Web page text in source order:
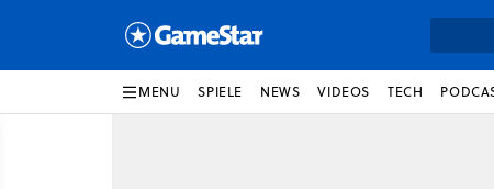
MENU SPIELE NEWS VIDEOS TECH